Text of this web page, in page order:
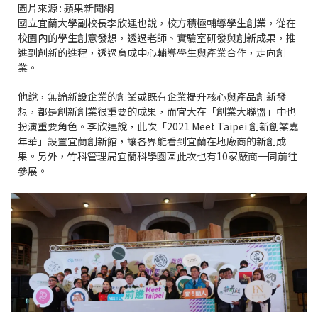
圖片來源 : 蘋果新聞網
國立宜蘭大學副校長李欣運也說，校方積極輔導學生創業，從在
校園內的學生創意發想，透過老師、實驗室研發與創新成果，推
進到創新的進程，透過育成中心輔導學生與產業合作，走向創
業。
他說，無論新設企業的創業或既有企業提升核心與產品創新發
想，都是創新創業很重要的成果，而宜大在「創業大聯盟」中也
扮演重要角色。李欣運說，此次「2021 Meet Taipei 創新創業嘉
年華」設置宜蘭創新館，讓各界能看到宜蘭在地廠商的新創成
果。另外，竹科管理局宜蘭科學園區此次也有10家廠商一同前往
參展。